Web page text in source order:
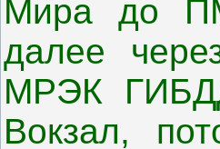
Мира до
далее
МРЭК
Вокзал,